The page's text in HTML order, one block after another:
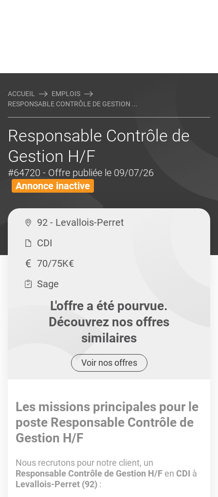
ACCUEIL
EMPLOIS
RESPONSABLE CONTRÔLE DE GESTION ...
Responsable Contrôle de
Gestion H/F
#64720 - Offre publiée le 09/07/26
Annonce inactive
92 - Levallois-Perret
CDI
70/75K€
Sage
L'offre a été pourvue.
Découvrez nos offres
similaires
Voir nos offres
Les missions principales pour le
poste Responsable Contrôle de
Gestion H/F
Nous recrutons pour notre client, un
Responsable Contrôle de Gestion H/F en CDI à
Levallois-Perret (92) :